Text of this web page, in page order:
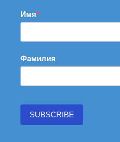
Имя
Фамилия
SUBSCRIBE